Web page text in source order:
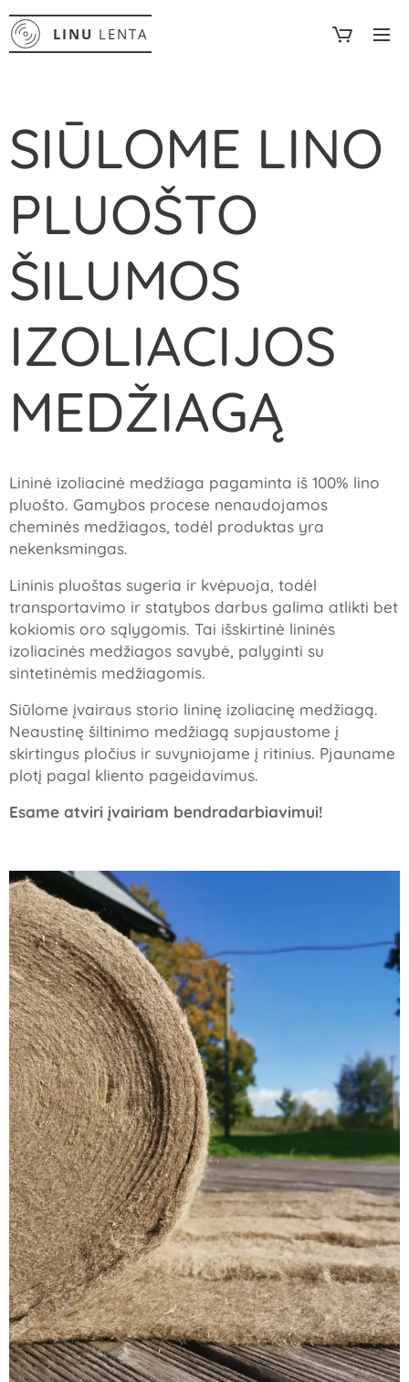
LINU LENTA
SIŪLOME LINO
PLUOŠTO
ŠILUMOS
IZOLIACIJOS
MEDŽIAGĄ
Lininė izoliacinė medžiaga pagaminta iš 100% lino
pluošto. Gamybos procese nenaudojamos
cheminės medžiagos, todėl produktas yra
nekenksmingas.
Lininis pluoštas sugeria ir kvėpuoja, todėl
transportavimo ir statybos darbus galima atlikti bet
kokiomis oro sąlygomis. Tai išskirtinė lininės
izoliacinės medžiagos savybė, palyginti su
sintetinėmis medžiagomis.
Siūlome įvairaus storio lininę izoliacinę medžiagą.
Neaustinę šiltinimo medžiagą supjaustome į
skirtingus pločius ir suvyniojame į ritinius. Pjauname
plotį pagal kliento pageidavimus.
Esame atviri įvairiam bendradarbiavimui!